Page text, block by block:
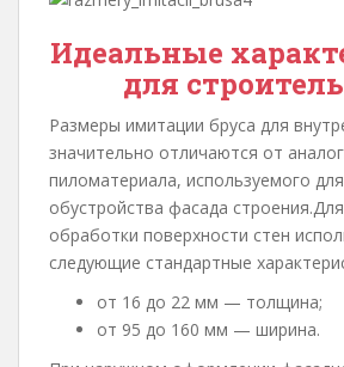
Идеальные
для
Размеры имитации бруса для
значительно отличаются от
пиломатериала, используемого
обустройства фасада
обработки поверхности стен
следующие стандартные
от 16 до 22 мм — толщина;
от 95 до 160 мм — ширина.